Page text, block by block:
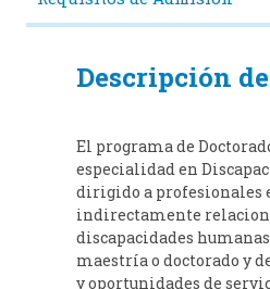
Descripción
El programa de
especialidad en
dirigido a profesionales
indirectamente
discapacidades
maestría o doctorado y
y oportunidades de